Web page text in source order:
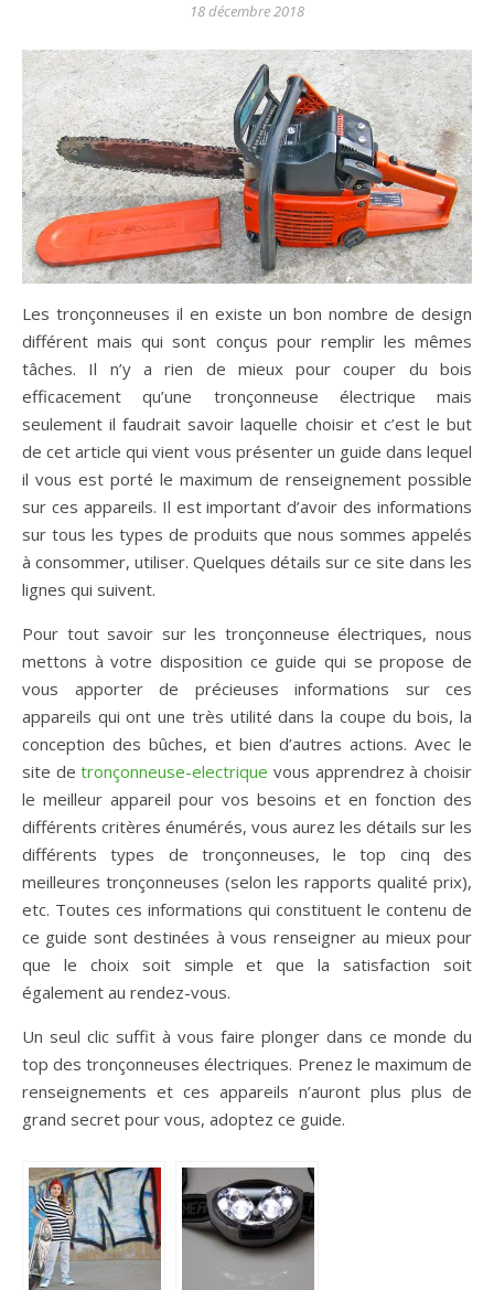
18 décembre 2018
Les tronçonneuses il en existe un bon nombre de design
différent mais qui sont conçus pour remplir les mêmes
tâches. Il n’y a rien de mieux pour couper du bois
efficacement qu’une tronçonneuse électrique mais
seulement il faudrait savoir laquelle choisir et c’est le but
de cet article qui vient vous présenter un guide dans lequel
il vous est porté le maximum de renseignement possible
sur ces appareils. Il est important d’avoir des informations
sur tous les types de produits que nous sommes appelés
à consommer, utiliser. Quelques détails sur ce site dans les
lignes qui suivent.
Pour tout savoir sur les tronçonneuse électriques, nous
mettons à votre disposition ce guide qui se propose de
vous apporter de précieuses informations sur ces
appareils qui ont une très utilité dans la coupe du bois, la
conception des bûches, et bien d’autres actions. Avec le
site detronçonneuse-electrique vous apprendrez à choisir
le meilleur appareil pour vos besoins et en fonction des
différents critères énumérés, vous aurez les détails sur les
différents types de tronçonneuses, le top cinq des
meilleures tronçonneuses (selon les rapports qualité prix),
etc. Toutes ces informations qui constituent le contenu de
ce guide sont destinées à vous renseigner au mieux pour
que le choix soit simple et que la satisfaction soit
également au rendez-vous.
Un seul clic suffit à vous faire plonger dans ce monde du
top des tronçonneuses électriques. Prenez le maximum de
renseignements et ces appareils n’auront plus plus de
grand secret pour vous, adoptez ce guide.